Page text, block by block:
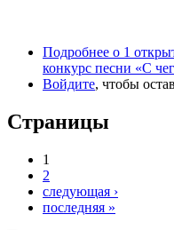
Подробнее о 1
конкурс песни «С
Войдите, чтобы
Страницы
1
2
следующая ›
последняя »